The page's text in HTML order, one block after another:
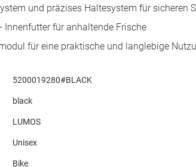
und präzises Haltesystem für sicheren
für anhaltende Frische
für eine praktische und langlebige
5200019280#BLACK
black
LUMOS
Unisex
Bike